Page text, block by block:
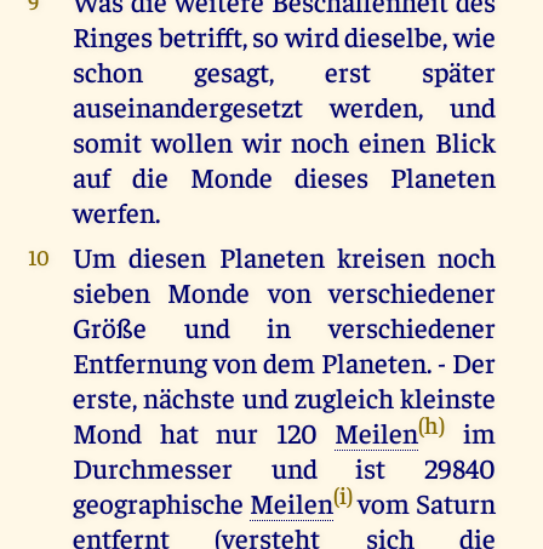
Ringes betrifft, so wird dieselbe, wie
schon gesagt, erst später
auseinandergesetzt werden, und
somit wollen wir noch einen Blick
auf die Monde dieses Planeten
werfen.
10
Um diesen Planeten kreisen noch
sieben Monde von verschiedener
Größe und in verschiedener
Entfernung von dem Planeten. - Der
erste, nächste und zugleich kleinste
Mond hat nur 120 Meilen(h) im
Durchmesser und ist 29840
geographische Meilen(i)vom Saturn
entfernt (versteht sich die